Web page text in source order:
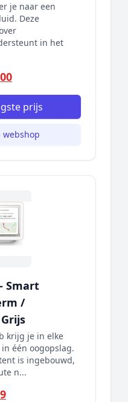
je naar een
Deze
in het
prijs
webshop
Smart
/
krijg je in elke
één oogopslag.
is ingebouwd,
n...